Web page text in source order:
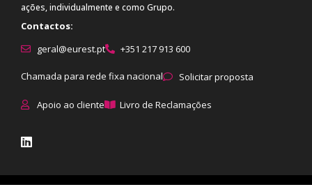
ações, individualmente e como Grupo.
Contactos:
geral@eurest.pt
+351 217 913 600
Chamada para rede fixa nacional Solicitar proposta
Apoio ao cliente Livro de Reclamações